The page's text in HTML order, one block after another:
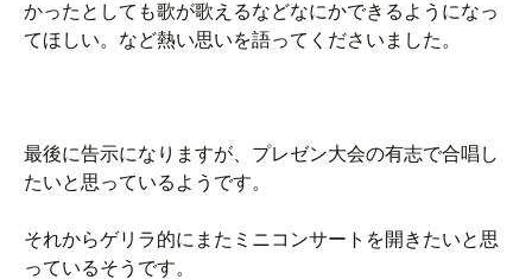
かったとしても歌が歌えるなどなにかできるようになっ
てほしい。など熱い思いを語ってくださいました。
最後に告示になりますが、プレゼン大会の有志で合唱し
たいと思っているようです。
それからゲリラ的にまたミニコンサートを開きたいと思
っているそうです。